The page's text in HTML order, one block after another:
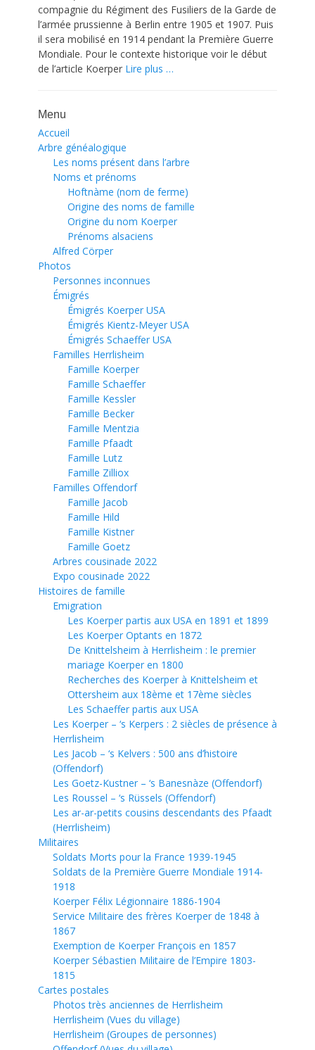
compagnie du Régiment des Fusiliers de la Garde de
l’armée prussienne à Berlin entre 1905 et 1907. Puis
il sera mobilisé en 1914 pendant la Première Guerre
Mondiale. Pour le contexte historique voir le début
de l’article Koerper Lire plus …
Menu
Accueil
Arbre généalogique
Les noms présent dans l’arbre
Noms et prénoms
Hoftnàme (nom de ferme)
Origine des noms de famille
Origine du nom Koerper
Prénoms alsaciens
Alfred Cörper
Photos
Personnes inconnues
Émigrés
Émigrés Koerper USA
Émigrés Kientz-Meyer USA
Émigrés Schaeffer USA
Familles Herrlisheim
Famille Koerper
Famille Schaeffer
Famille Kessler
Famille Becker
Famille Mentzia
Famille Pfaadt
Famille Lutz
Famille Zilliox
Familles Offendorf
Famille Jacob
Famille Hild
Famille Kistner
Famille Goetz
Arbres cousinade 2022
Expo cousinade 2022
Histoires de famille
Emigration
Les Koerper partis aux USA en 1891 et 1899
Les Koerper Optants en 1872
De Knittelsheim à Herrlisheim : le premier
mariage Koerper en 1800
Recherches des Koerper à Knittelsheim et
Ottersheim aux 18ème et 17ème siècles
Les Schaeffer partis aux USA
Les Koerper – ‘s Kerpers : 2 siècles de présence à
Herrlisheim
Les Jacob – ‘s Kelvers : 500 ans d’histoire
(Offendorf)
Les Goetz-Kustner – ‘s Banesnàze (Offendorf)
Les Roussel – ‘s Rüssels (Offendorf)
Les ar-ar-petits cousins descendants des Pfaadt
(Herrlisheim)
Militaires
Soldats Morts pour la France 1939-1945
Soldats de la Première Guerre Mondiale 1914-
1918
Koerper Félix Légionnaire 1886-1904
Service Militaire des frères Koerper de 1848 à
1867
Exemption de Koerper François en 1857
Koerper Sébastien Militaire de l’Empire 1803-
1815
Cartes postales
Photos très anciennes de Herrlisheim
Herrlisheim (Vues du village)
Herrlisheim (Groupes de personnes)